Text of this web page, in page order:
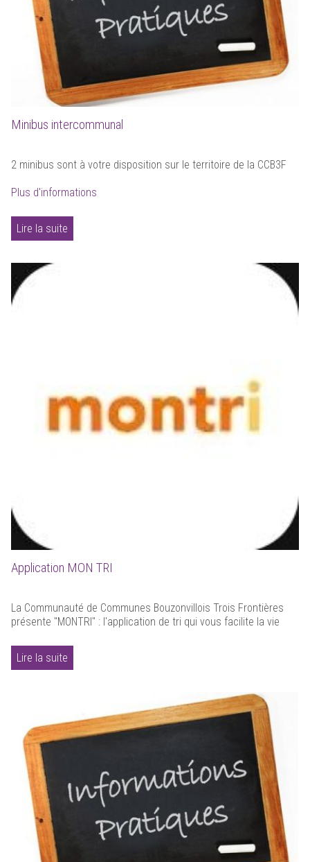
Minibus intercommunal
2 minibus sont à votre disposition sur le territoire de la CCB3F
Plus d'informations
Lire la suite
Application MON TRI
La Communauté de Communes Bouzonvillois Trois Frontières
présente "MONTRI" : l'application de tri qui vous facilite la vie
Lire la suite